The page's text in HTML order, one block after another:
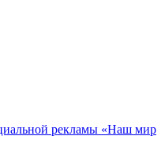
рекламы «Наш мир